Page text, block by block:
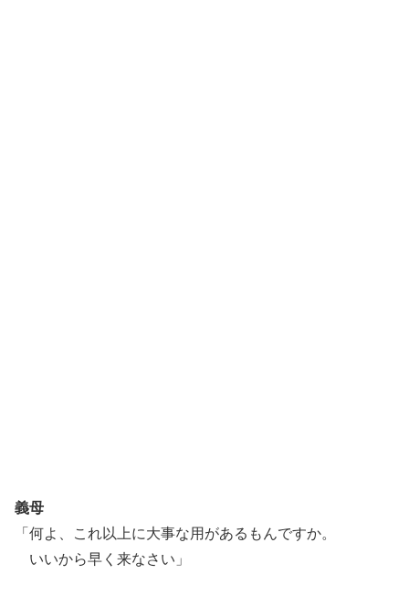
義母
「何よ、これ以上に大事な用があるもんですか。
いいから早く来なさい」